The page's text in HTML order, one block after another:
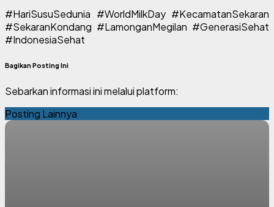
#HariSusuSedunia #WorldMilkDay #KecamatanSekaran
#SekaranKondang #LamonganMegilan #GenerasiSehat
#IndonesiaSehat
Bagikan Posting Ini
Sebarkan informasi ini melalui platform:
Posting Lainnya